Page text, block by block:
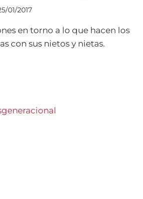
01/2017
en torno a lo que hacen los
con sus nietos y nietas.